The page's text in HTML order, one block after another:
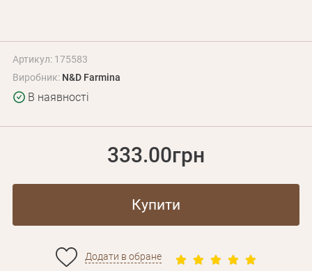
Артикул: 175583
Виробник: N&D Farmina
В наявності
333.00грн
Купити
Додати в обране